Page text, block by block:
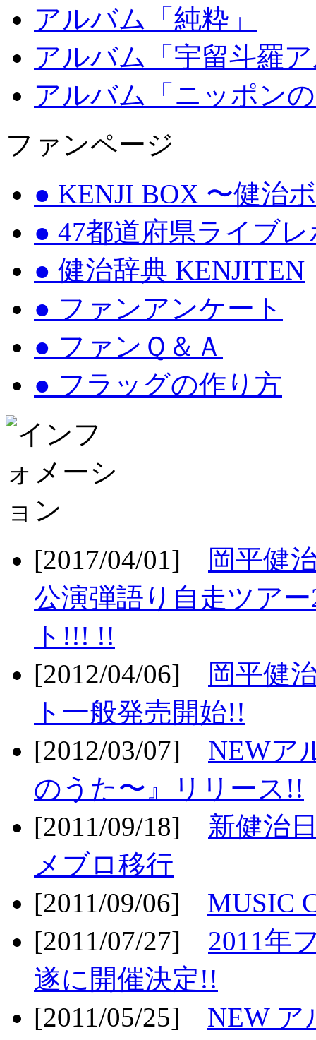
アルバム「純粋」
アルバム「宇留斗羅
アルバム「ニッポン
ファンページ
● KENJI BOX 〜健治
● 47都道府県ライブ
● 健治辞典 KENJITEN
● ファンアンケート
● ファンＱ＆Ａ
● フラッグの作り方
[2017/04/01]
岡平健
公演弾語り自走ツア
ト!!! !!
[2012/04/06]
岡平健
ト一般発売開始!!
[2012/03/07] NEWア
のうた〜』リリース!!
[2011/09/18] 新健治
メブロ移行
[2011/09/06] MUSIC
[2011/07/27] 2011年
遂に開催決定!!
[2011/05/25] NEW